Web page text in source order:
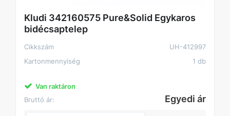
Kludi 342160575 Pure&Solid Egykaros
bidécsaptelep
Cikkszám
UH-412997
Kartonmennyiség
1 db
Van raktáron
Bruttó ár:
Egyedi ár